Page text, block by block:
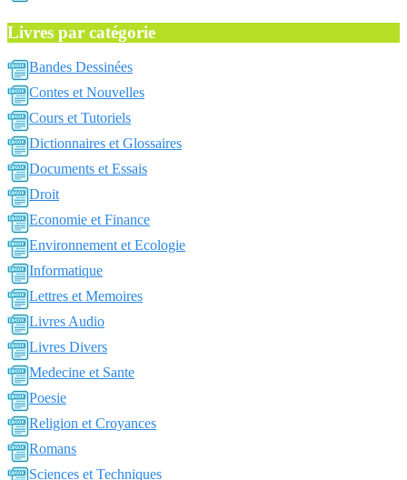
Livres par catégorie
Bandes Dessinées
Contes et Nouvelles
Cours et Tutoriels
Dictionnaires et Glossaires
Documents et Essais
Droit
Economie et Finance
Environnement et Ecologie
Informatique
Lettres et Memoires
Livres Audio
Livres Divers
Medecine et Sante
Poesie
Religion et Croyances
Romans
Sciences et Techniques